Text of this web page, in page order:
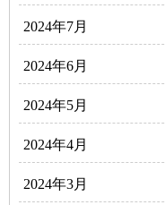
2024年7月
2024年6月
2024年5月
2024年4月
2024年3月